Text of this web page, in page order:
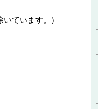
ています。）